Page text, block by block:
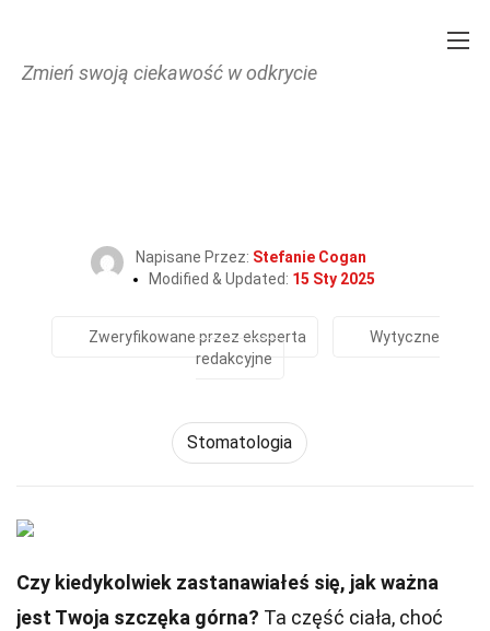
Zmień swoją ciekawość w odkrycie
Napisane Przez: Stefanie Cogan
Modified & Updated: 15 Sty 2025
Zweryfikowane przez eksperta
Wytyczne
redakcyjne
Stomatologia
Czy kiedykolwiek zastanawiałeś się, jak ważna
jest Twoja szczęka górna? Ta część ciała, choć